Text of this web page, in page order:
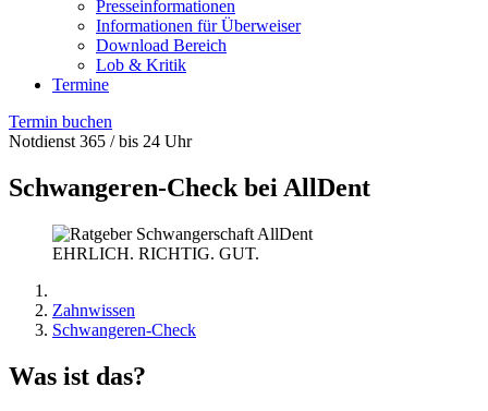
Presseinformationen
Informationen für Überweiser
Download Bereich
Lob & Kritik
Termine
Termin buchen
Notdienst 365 / bis 24 Uhr
Schwangeren-Check bei AllDent
EHRLICH. RICHTIG. GUT.
Zahnwissen
Schwangeren-Check
Was ist das?